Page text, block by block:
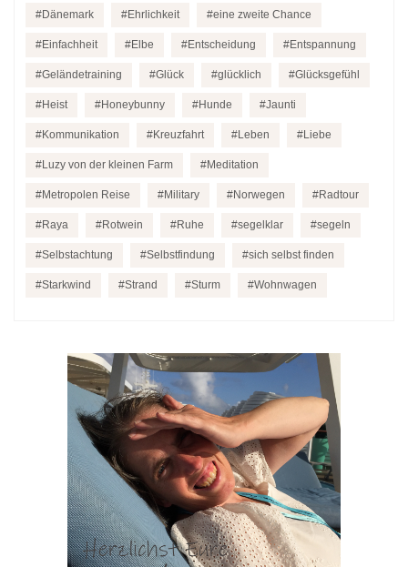
Dänemark Ehrlichkeit eine zweite Chance
Einfachheit Elbe Entscheidung Entspannung
Geländetraining Glück glücklich Glücksgefühl
Heist Honeybunny Hunde Jaunti
Kommunikation Kreuzfahrt Leben Liebe
Luzy von der kleinen Farm Meditation
Metropolen Reise Military Norwegen Radtour
Raya Rotwein Ruhe segelklar segeln
Selbstachtung Selbstfindung sich selbst finden
Starkwind Strand Sturm Wohnwagen